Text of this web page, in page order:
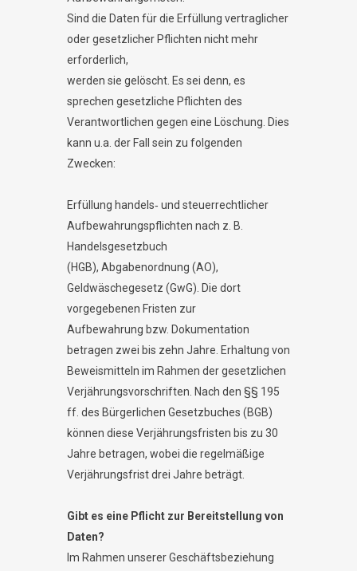
Sind die Daten für die Erfüllung vertraglicher
oder gesetzlicher Pflichten nicht mehr
erforderlich,
werden sie gelöscht. Es sei denn, es
sprechen gesetzliche Pflichten des
Verantwortlichen gegen eine Löschung. Dies
kann u.a. der Fall sein zu folgenden
Zwecken:
Erfüllung handels‐ und steuerrechtlicher
Aufbewahrungspflichten nach z. B.
Handelsgesetzbuch
(HGB), Abgabenordnung (AO),
Geldwäschegesetz (GwG). Die dort
vorgegebenen Fristen zur
Aufbewahrung bzw. Dokumentation
betragen zwei bis zehn Jahre. Erhaltung von
Beweismitteln im Rahmen der gesetzlichen
Verjährungsvorschriften. Nach den §§ 195
ff. des Bürgerlichen Gesetzbuches (BGB)
können diese Verjährungsfristen bis zu 30
Jahre betragen, wobei die regelmäßige
Verjährungsfrist drei Jahre beträgt.
Gibt es eine Pflicht zur Bereitstellung von
Daten?
Im Rahmen unserer Geschäftsbeziehung